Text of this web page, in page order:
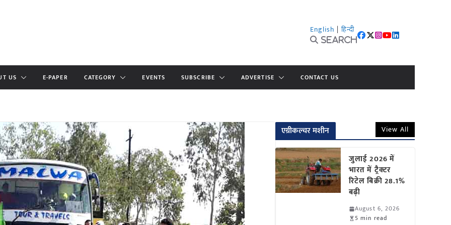
English | हिन्दी
Search
US E-PAPER CATEGORY EVENTS SUBSCRIBE ADVERTISE CONTACT US
एग्रीकल्चर मशीन View All
जुलाई 2026 में
भारत में ट्रैक्टर
रिटेल बिक्री 28.1%
बढ़ी
August 6, 2026
5 min read